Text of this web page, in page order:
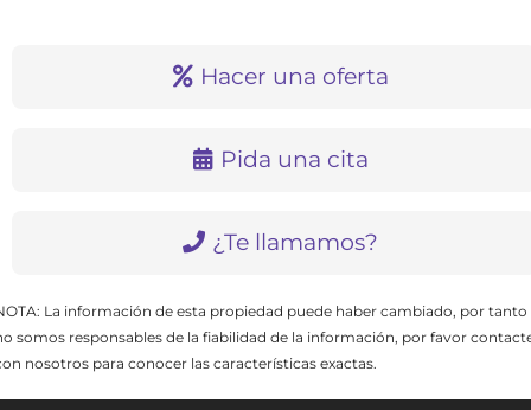
Hacer una oferta
Pida una cita
¿Te llamamos?
La información de esta propiedad puede haber cambiado, por tanto
somos responsables de la fiabilidad de la información, por favor
nosotros para conocer las características exactas.